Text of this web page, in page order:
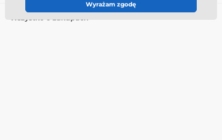
Wszystko o zakupach
Wyrażam zgodę